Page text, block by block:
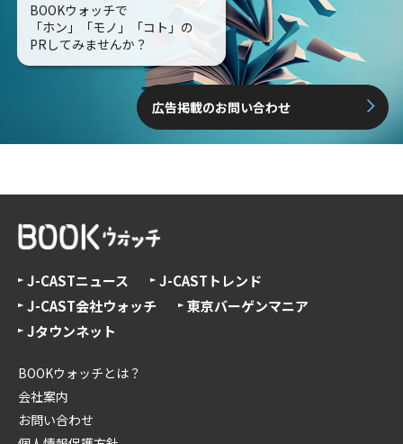
BOOKウォッチで
「ホン」「モノ」「コト」の
PRしてみませんか？
広告掲載のお問い合わせ
J-CASTニュース
J-CASTトレンド
J-CAST会社ウォッチ
東京バーゲンマニア
Jタウンネット
BOOKウォッチとは？
会社案内
お問い合わせ